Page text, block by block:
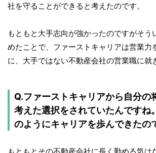
社を守ることができると考えたのです。
もともと大手志向が強かったのですがそう
めたことで、ファーストキャリアは営業力
に、大手ではない不動産会社の営業職に就
Q.ファーストキャリアから自分の
考えた選択をされていたんですね
のようにキャリアを歩んできたの
もともとその不動産会社に長く勤める気は